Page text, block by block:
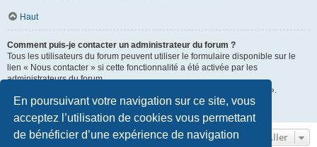
En poursuivant votre navigation sur ce site, vous
acceptez l’utilisation de cookies vous permettant
de bénéficier d’une expérience de navigation
Haut
Comment puis-je contacter un administrateur du forum ?
Tous les utilisateurs du forum peuvent utiliser le formulaire disponible sur le
lien « Nous contacter » si cette fonctionnalité a été activée par les
administrateurs du forum.
Les membres du forum peuvent également utiliser le lien « L’équipe ».
Aller